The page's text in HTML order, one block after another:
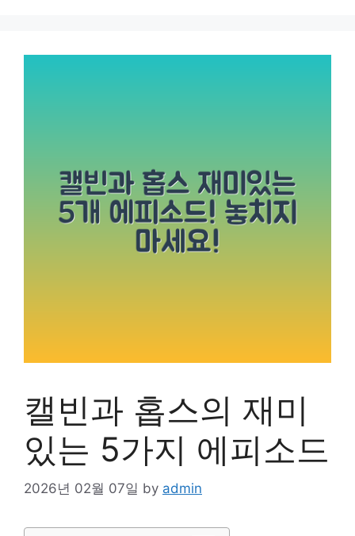
캘빈과 홉스의 재미
있는 5가지 에피소드
2026년 02월 07일 by admin